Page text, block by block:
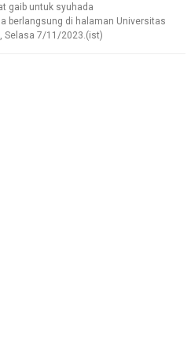
gaib untuk syuhada
berlangsung di halaman Universitas
Selasa 7/11/2023.(ist)